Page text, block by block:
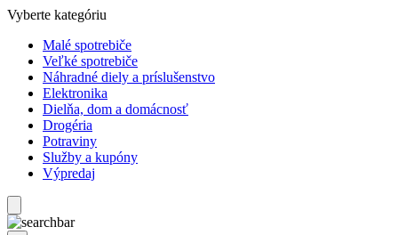
Vyberte kategóriu
Malé spotrebiče
Veľké spotrebiče
Náhradné diely a príslušenstvo
Elektronika
Dielňa, dom a domácnosť
Drogéria
Potraviny
Služby a kupóny
Výpredaj